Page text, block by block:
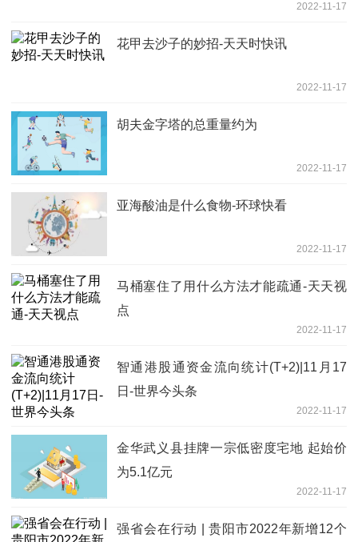
2022-11-17
花甲去沙子的妙招-天天时快讯
2022-11-17
胡夫金字塔的总重量约为
2022-11-17
亚海酸油是什么食物-环球快看
2022-11-17
马桶塞住了用什么方法才能疏通-天天视
点
2022-11-17
智通港股通资金流向统计(T+2)|11月17
日-世界今头条
2022-11-17
金华武义县挂牌一宗低密度宅地 起始价
为5.1亿元
2022-11-17
强省会在行动 | 贵阳市2022年新增12个